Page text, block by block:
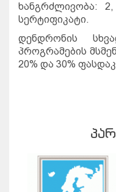
ხანგრძლივობა:
სერტიფიკატი.
დენდრონის
პროგრამების
20% და 30%